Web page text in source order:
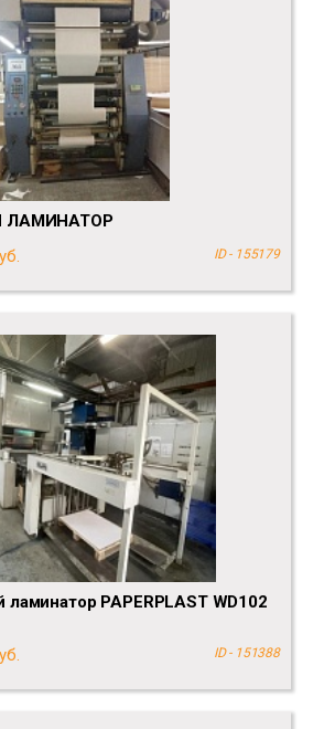
ЛАМИНАТОР
ID - 155179
PAPERPLAST WD102
ID - 151388